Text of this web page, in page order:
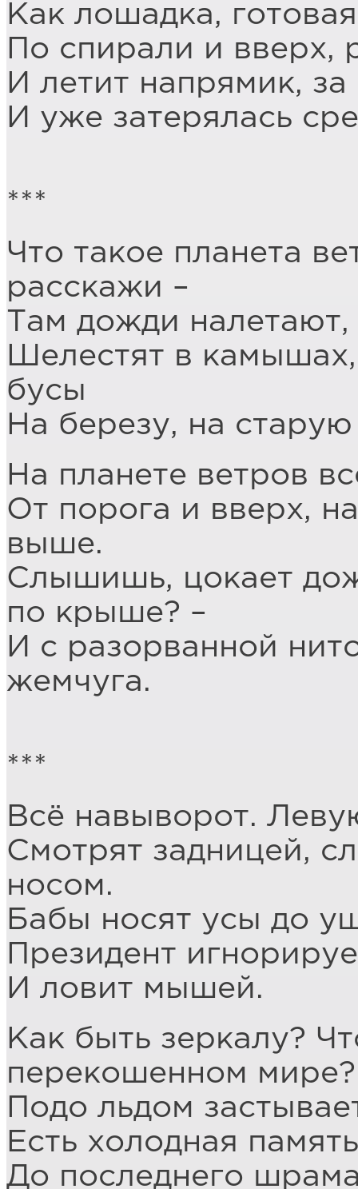
Как лошадка,
По спирали и вверх,
И летит напрямик,
И уже затерялась
***
Что такое планета
расскажи –
Там дожди
Шелестят в
бусы
На березу, на
На планете ветров
От порога и вверх,
выше.
Слышишь, цокает
по крыше? –
И с разорванной
жемчуга.
***
Всё навыворот.
Смотрят задницей,
носом.
Бабы носят усы до
Президент
И ловит мышей.
Как быть зеркалу?
перекошенном мире?
Подо льдом
Есть холодная
До последнего